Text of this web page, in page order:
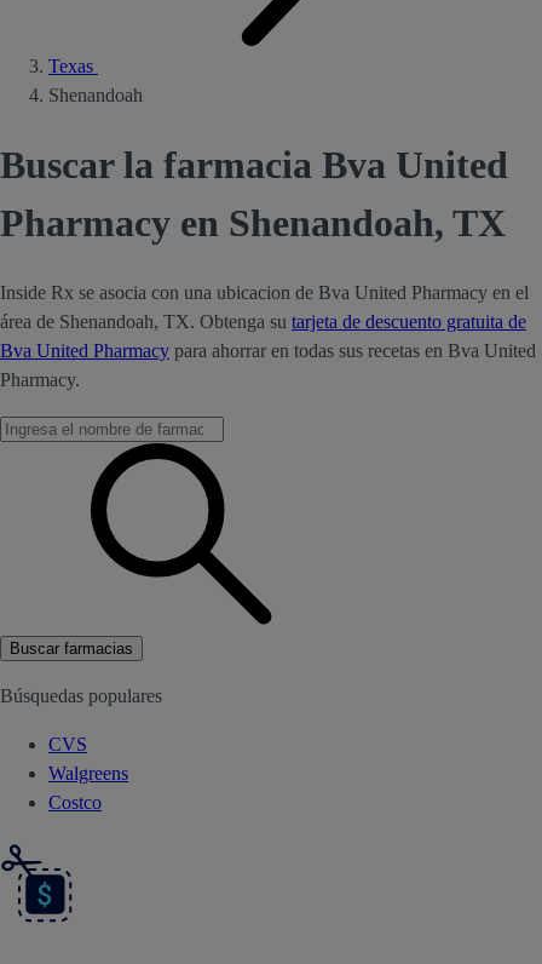
Texas
Shenandoah
Buscar la farmacia Bva United
Pharmacy en Shenandoah, TX
Inside Rx se asocia con una ubicacion de Bva United Pharmacy en el
área de Shenandoah, TX. Obtenga su tarjeta de descuento gratuita de
Bva United Pharmacy para ahorrar en todas sus recetas en Bva United
Pharmacy.
Buscar farmacias
Búsquedas populares
CVS
Walgreens
Costco